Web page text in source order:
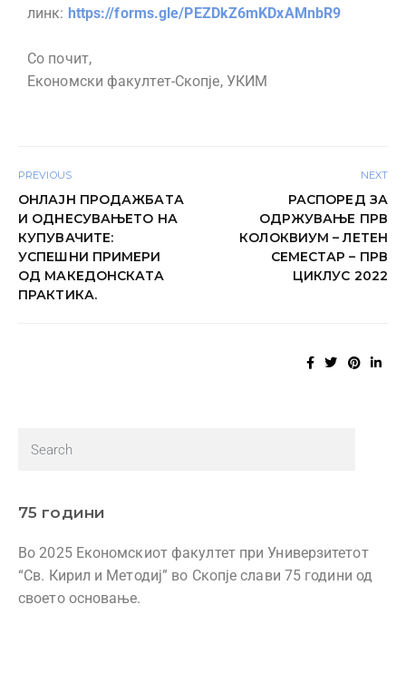
линк: https://forms.gle/PEZDkZ6mKDxAMnbR9
Со почит,
Економски факултет-Скопје, УКИМ
PREVIOUS
ОНЛАЈН ПРОДАЖБАТА
И ОДНЕСУВАЊЕТО НА
КУПУВАЧИТЕ:
УСПЕШНИ ПРИМЕРИ
ОД МАКЕДОНСКАТА
ПРАКТИКА.
NEXT
РАСПОРЕД ЗА
ОДРЖУВАЊЕ ПРВ
КОЛОКВИУМ – ЛЕТЕН
СЕМЕСТАР – ПРВ
ЦИКЛУС 2022
75 години
Во 2025 Економскиот факултет при Универзитетот
“Св. Кирил и Методиј” во Скопје слави 75 години од
своето основање.